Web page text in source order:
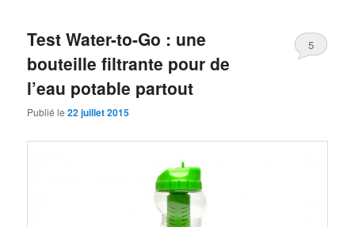
Test Water-to-Go : une
bouteille filtrante pour de
l’eau potable partout
Publié le22 juillet 2015
5